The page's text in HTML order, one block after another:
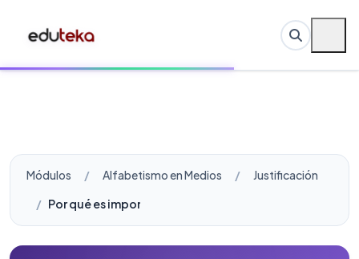
Módulos Alfabetismo en Medios
Justificación
Por qué es importante el Alfabetismo en Medios